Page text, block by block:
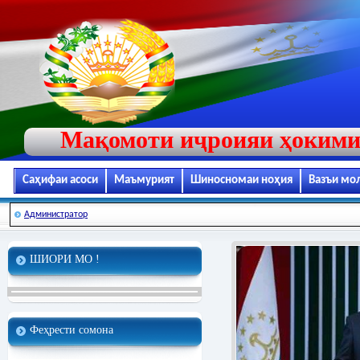
Мақомоти иҷроияи
Саҳифаи асоси Маъмурият Шиносномаи ноҳия Вазъи
Администратор
ШИОРИ МО !
Феҳрести сомона